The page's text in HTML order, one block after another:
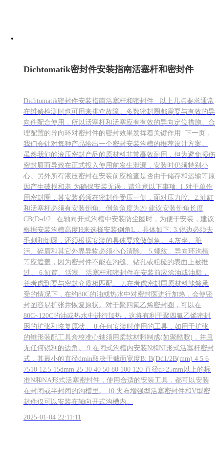
Dichtomatik密封件安装指南活塞杆和密封件
Dichtomatik密封件安装指南活塞杆和密封件 以上几点要求通常
在维修检测时也可用来排查故障。多数密封圈都需要与有效的导
向件配合使用，所以活塞杆和活塞应有有效的导向定位措施。合
理配置的导向环对密封件的密封效果发挥着关键作用. 下一页，
我们会针对每种产品给出一个密封安装沟槽的推荐设计方案。
虽然我们的液压密封产品的原材料非常高效耐用，但为避免损伤
密封唇而导致在正式投入使用前发生泄漏，安装时仍须特别小
心。另外所有液压密封在安装前应检查是否由于储存和运输等原
因产生破损和老 为确保安装无误，请注意以下事项: 1.对于单作
用密封圈，其安装必须在密封件受压一侧，面对压力腔。2.油缸
和活塞杆必须有安装倒角。倒角角度为20 建议安装倒角长度
CB(D-d/2 在轴向开式沟槽中安装防尘圈时，为便于安装，建议
根据安装沟槽高度H来选择安装倒角L，具体如下: 3.锐边必须去
毛刺和倒圆，还须根据安装的具体要求做倒角。 4.灰坐、脏
污、碎眉和其它外界异物必须小心清除。 5.螺纹、导向环沟槽
等应遮盖，因为密封件不能在沟缝、钻孔或粗糙的表面上被推
过。 6.缸筒、活塞、活塞杆和密封件在安装前应涂油或油脂，
并考虑到要与密封介质相匹配。 7.在考虑密封国原材料能够承
受的情况下，在约80C的油或热水中对密封医进行加热，会使密
封图容易扩张并恢复原状。对于聚四氟乙烯密封圈，可以在
80C~120C的油或热水中进行加热，这将有利于聚四氟乙烯密封
困的扩张和恢复原状。 8.任何安装时使用的工具，如用于扩张
的锥形装配工具盒校准心轴须用柔软材料制成(如聚酷胺)，并且
无任何锐利的边角。 9.在闭式沟槽内安装N和NI形式活塞杆密封
式，其最小的直径dmin取决于截面宽度B: B(Dd1/2B(mm) 4 5 6
7510 12.5 15dmm 25 30 40 50 80 100 120 直径d>25mm以上的标
准N和NA形式活塞密封件，使用合适的安装工具，都可以安装
在封闭或半封闭的沟槽里。 10.夹布增强型活塞密封件和V型密
封件仅可以安装在轴向开式沟槽内。
2025-01-04 22:11:11